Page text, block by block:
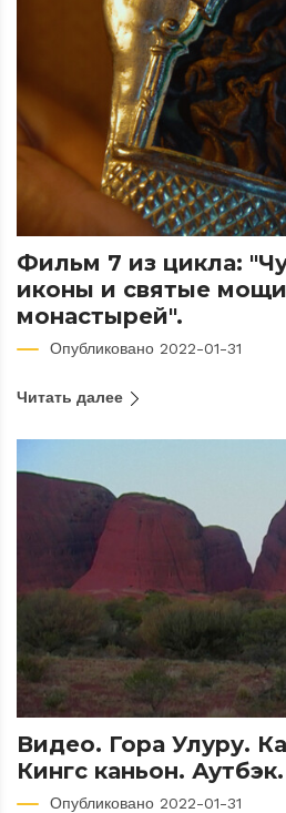
Фильм 7 из цикла:
иконы и святые
монастырей".
Опубликовано 2022-01-31
Читать далее
Видео. Гора Улуру.
Кингс каньон.
Опубликовано 2022-01-31